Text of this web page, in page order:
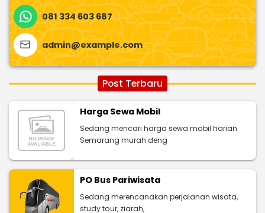
081 334 603 687
admin@example.com
Post Terbaru
Harga Sewa Mobil
Sedang mencari harga sewa mobil harian
Semarang murah deng
PO Bus Pariwisata
Sedang merencanakan perjalanan wisata,
study tour, ziarah,